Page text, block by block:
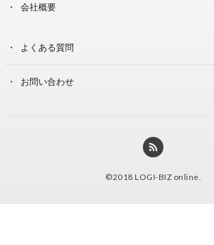
会社概要
よくある質問
お問い合わせ
©2018 LOGI-BIZ online